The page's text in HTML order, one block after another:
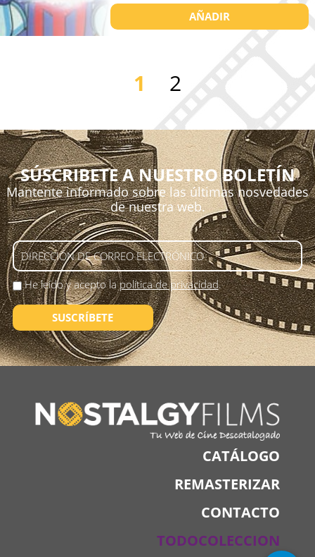
AÑADIR
1 2
SÚSCRIBETE A NUESTRO BOLETÍN
Mantente informado sobre las últimas nosvedades
de nuestra web.
He leído y acepto lapolítica de privacidad.
SUSCRÍBETE
CATÁLOGO
REMASTERIZAR
CONTACTO
TODOCOLECCION